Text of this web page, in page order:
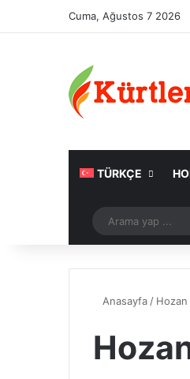
Cuma, Ağustos 7 2026
TÜRKÇE
Rastgele Makale
Anasayfa /